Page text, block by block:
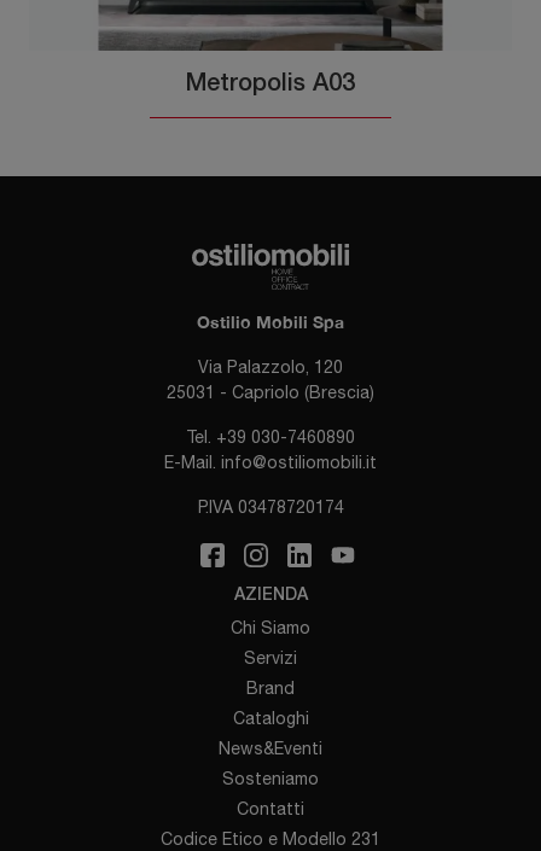
Metropolis A03
Ostilio Mobili Spa
Via Palazzolo, 120
25031 - Capriolo (Brescia)
Tel. +39 030-7460890
E-Mail. info@ostiliomobili.it
P.IVA 03478720174
AZIENDA
Chi Siamo
Servizi
Brand
Cataloghi
News&Eventi
Sosteniamo
Contatti
Codice Etico e Modello 231